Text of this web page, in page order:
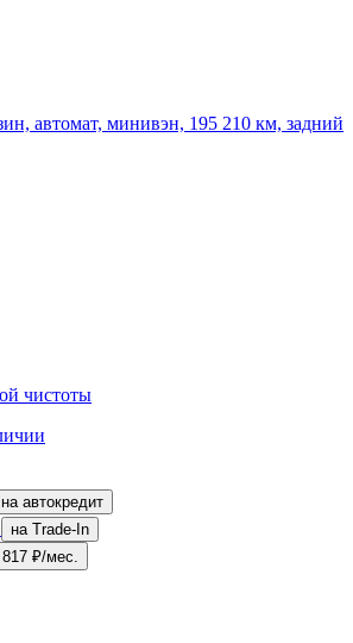
автомат, минивэн, 195 210 км, задний
чистоты
на автокредит
на Trade-In
₽/мес.